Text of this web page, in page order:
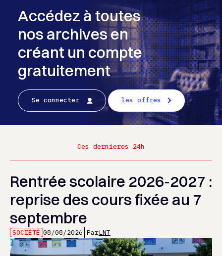
Accédez à toutes
nos archives en
créant un compte
gratuitement
Se connecter les offres
Ces dernieres 24h
Rentrée scolaire 2026-2027 :
reprise des cours fixée au 7
septembre
SOCIÉTÉ 08/08/2026 ParLNT